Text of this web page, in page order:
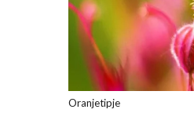
Oranjetipje